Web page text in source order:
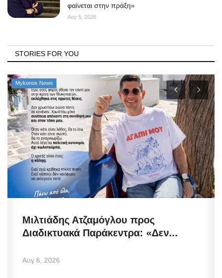
φαίνεται στην πράξη»
Αυγ 5, 2026
STORIES FOR YOU
Mykonos News
Μιλτιάδης Ατζαμόγλου προς
Διαδικτυακά Παράκεντρα: «Δεν...
Αυγ 6, 2026